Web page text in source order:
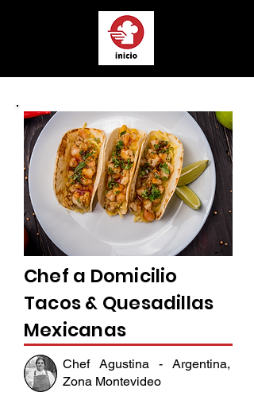
Chef a Domicilio
Tacos & Quesadillas
Mexicanas
Chef Agustina - Argentina,
Zona Montevideo